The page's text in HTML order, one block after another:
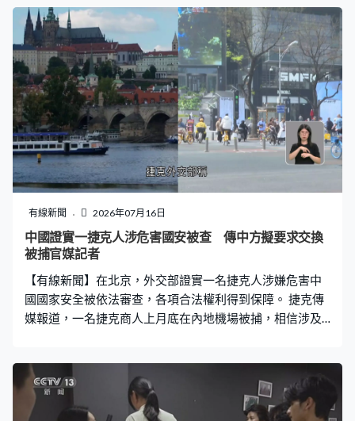
中心，並體驗太空人訓練。有學員期望藉此為將來投身航
天科研打好基礎，參加者陳籽熹：「我最期待到哪裏參
觀？就是酒泉發射中心。因為它見證了中國航天事業很多
第一，第一載人航天的火箭發射、最大的火箭發射基地都
是酒泉發射中心。希望透過體驗營，用五感親身體驗航天
科技真實的一面。」參加者林睿聽：「可否結合物理機
械，嘗試在太空創造好像地球重力環境？這些好像是天馬
行空的想象。如果我可以投身醫學航天研究，對保障太空
人健康非常有意義。」 政務司司長陳國基、署理文體旅局
局長劉震等主持出發儀式。政務司司長陳國基：「今年是
香港特區實踐航天夢想的歷史時刻。在國家大力支持下，
首位香港載荷專家黎家盈博士獲選參與神舟23號載人飛行
任務，成為香港特區第一位航天員。」 為期九天的體驗營
看火箭系統的生產設計及試驗過程。隨着今年出現
有線新聞 2026年07月16日
中國證實一捷克人涉危害國安被查 傳中方擬要求交換
被捕官媒記者
【有線新聞】在北京，外交部證實一名捷克人涉嫌危害中
國國家安全被依法審查，各項合法權利得到保障。 捷克傳
媒報道，一名捷克商人上月底在內地機場被捕，相信涉及
姓楊的中國官媒記者，他涉嫌蒐集捷克政界人物的「黑材
料」。中方批評捷克以莫須有罪名拘捕記者，要求立即放
人，並切實保障其合法權益。